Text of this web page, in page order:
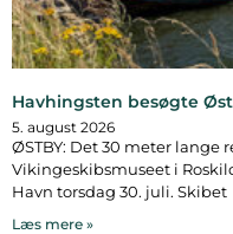
Havhingsten besøgte
5. august 2026
ØSTBY: Det 30 meter lange
Vikingeskibsmuseet i
Havn torsdag 30. juli. Skibet
Læs mere »